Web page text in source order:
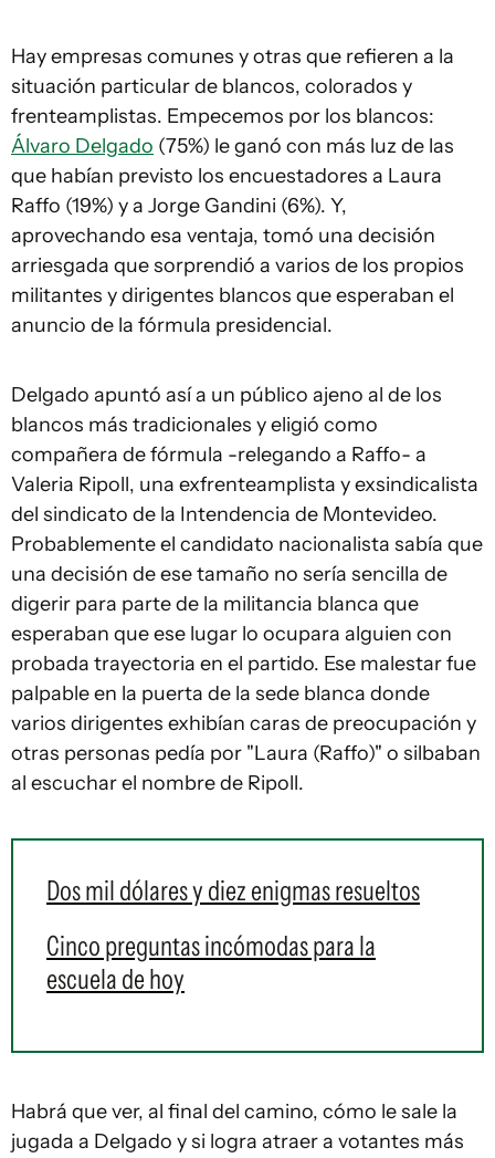
Hay empresas comunes y otras que refieren a la
situación particular de blancos, colorados y
frenteamplistas. Empecemos por los blancos:
Álvaro Delgado (75%) le ganó con más luz de las
que habían previsto los encuestadores a Laura
Raffo (19%) y a Jorge Gandini (6%). Y,
aprovechando esa ventaja, tomó una decisión
arriesgada que sorprendió a varios de los propios
militantes y dirigentes blancos que esperaban el
anuncio de la fórmula presidencial.
Delgado apuntó así a un público ajeno al de los
blancos más tradicionales y eligió como
compañera de fórmula -relegando a Raffo- a
Valeria Ripoll, una exfrenteamplista y exsindicalista
del sindicato de la Intendencia de Montevideo.
Probablemente el candidato nacionalista sabía que
una decisión de ese tamaño no sería sencilla de
digerir para parte de la militancia blanca que
esperaban que ese lugar lo ocupara alguien con
probada trayectoria en el partido. Ese malestar fue
palpable en la puerta de la sede blanca donde
varios dirigentes exhibían caras de preocupación y
otras personas pedía por "Laura (Raffo)" o silbaban
al escuchar el nombre de Ripoll.
Dos mil dólares y diez enigmas resueltos
Cinco preguntas incómodas para la
escuela de hoy
Habrá que ver, al final del camino, cómo le sale la
jugada a Delgado y si logra atraer a votantes más